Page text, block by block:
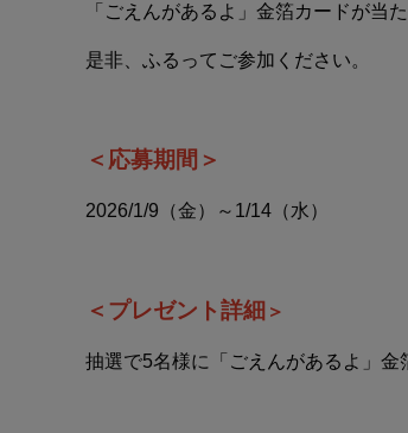
「ごえんがあるよ」金箔カードが当た
是非、ふるってご参加ください。
＜応募期間＞
2026/1/9（金）～1/14（水）
＜プレゼント詳細 ＞
抽選で5名様に 「ごえんがあるよ」金